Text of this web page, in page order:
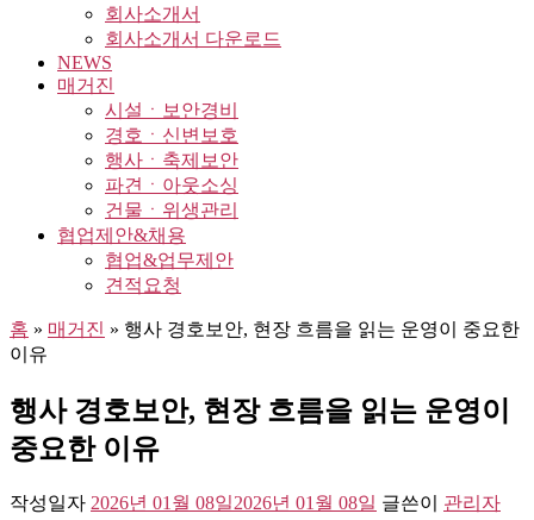
회사소개서
회사소개서 다운로드
NEWS
매거진
시설ㆍ보안경비
경호ㆍ신변보호
행사ㆍ축제보안
파견ㆍ아웃소싱
건물ㆍ위생관리
협업제안&채용
협업&업무제안
견적요청
홈 » 매거진 » 행사 경호보안, 현장 흐름을 읽는 운영이 중요한
이유
행사 경호보안, 현장 흐름을 읽는 운영이
중요한 이유
작성일자 2026년 01월 08일2026년 01월 08일 글쓴이 관리자